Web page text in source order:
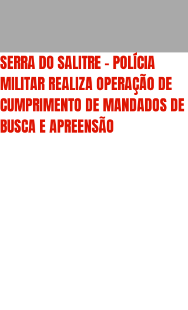
SERRA DO SALITRE - POLÍCIA
MILITAR REALIZA OPERAÇÃO DE
CUMPRIMENTO DE MANDADOS DE
BUSCA E APREENSÃO